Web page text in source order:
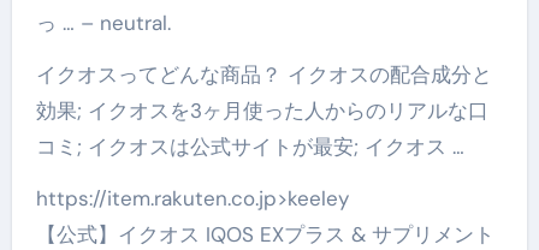
っ … – neutral.
イクオスってどんな商品？ イクオスの配合成分と
効果; イクオスを3ヶ月使った人からのリアルな口
コミ; イクオスは公式サイトが最安; イクオス …
https://item.rakuten.co.jp>keeley
【公式】イクオス IQOS EXプラス & サプリメント